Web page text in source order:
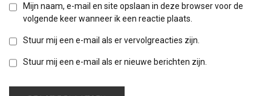
Mijn naam, e-mail en site opslaan in deze browser voor de
volgende keer wanneer ik een reactie plaats.
Stuur mij een e-mail als er vervolgreacties zijn.
Stuur mij een e-mail als er nieuwe berichten zijn.